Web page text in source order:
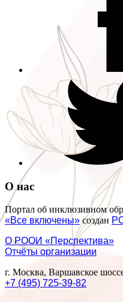
О нас
Портал об инклюзивном
«Все включены» создан
О РООИ «Перспектива»
Отчёты организации
г. Москва, Варшавское
+7 (495) 725-39-82